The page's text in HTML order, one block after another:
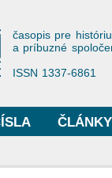
Forum
časopis pre históriu
a príbuzné
ISSN 1337-6861
ČLÁNKY